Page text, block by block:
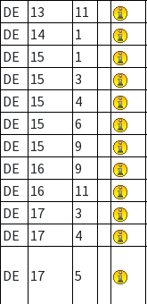
DE
13 11
DE
14 1
DE
15 1
DE
15 3
DE
15 4
DE
15 6
DE
15 9
DE
16 9
DE
16 11
DE
17 3
DE
17 4
DE 17 5